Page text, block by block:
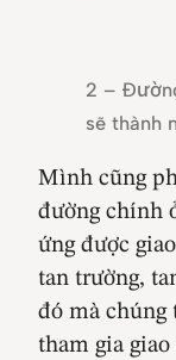
2 –
sẽ thành
Mình cũng
đường chính
ứng được
tan trường,
đó mà chúng
tham gia